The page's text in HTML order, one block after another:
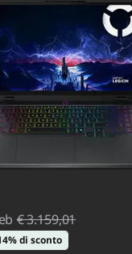
€ 3.159,01
di sconto